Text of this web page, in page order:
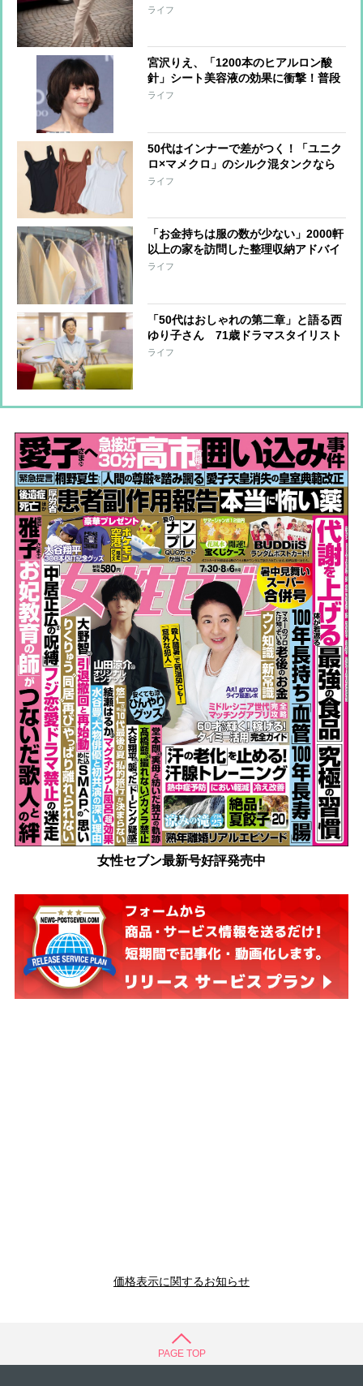
が解説
ライフ
宮沢りえ、「1200本のヒアルロン酸
針」シート美容液の効果に衝撃！普段
の美容法も明かす
ライフ
50代はインナーで差がつく！「ユニク
ロ×マメクロ」のシルク混タンクなら
1500円で洗練された胸元に
ライフ
「お金持ちは服の数が少ない」2000軒
以上の家を訪問した整理収納アドバイ
ザーがそう語る理由
ライフ
「50代はおしゃれの第二章」と語る西
ゆり子さん 71歳ドラマスタイリスト
が年齢による変化を乗り越えた意外な
ライフ
女性セブン最新号好評発売中
価格表示に関するお知らせ
PAGE TOP